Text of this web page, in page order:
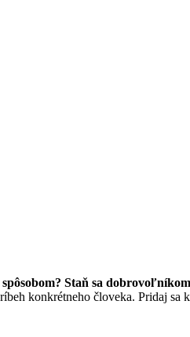
Staň sa
konkrétneho človeka. Pridaj sa